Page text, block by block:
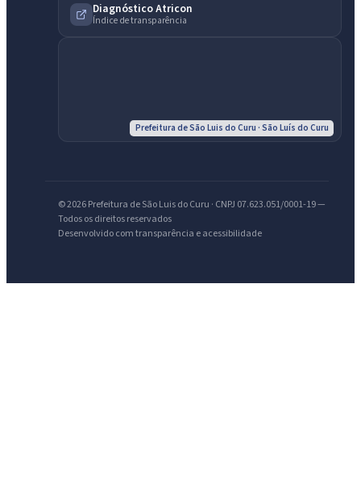
Diagnóstico Atricon
Índice de transparência
Prefeitura de São Luis do Curu · São Luís do Curu
© 2026 Prefeitura de São Luis do Curu · CNPJ 07.623.051/0001-19 —
Todos os direitos reservados
Desenvolvido com transparência e acessibilidade